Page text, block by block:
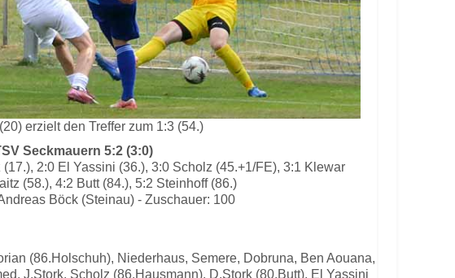
erzielt den Treffer zum 1:3 (54.)
Seckmauern 5:2 (3:0)
(17.), 2:0 El Yassini (36.), 3:0 Scholz (45.+1/FE), 3:1 Klewar
(58.), 4:2 Butt (84.), 5:2 Steinhoff (86.)
Böck (Steinau) - Zuschauer: 100
(86.Holschuh), Niederhaus, Semere, Dobruna, Ben Aouana,
J.Stork, Scholz (86.Hausmann), D.Stork (80.Butt), El Yassini